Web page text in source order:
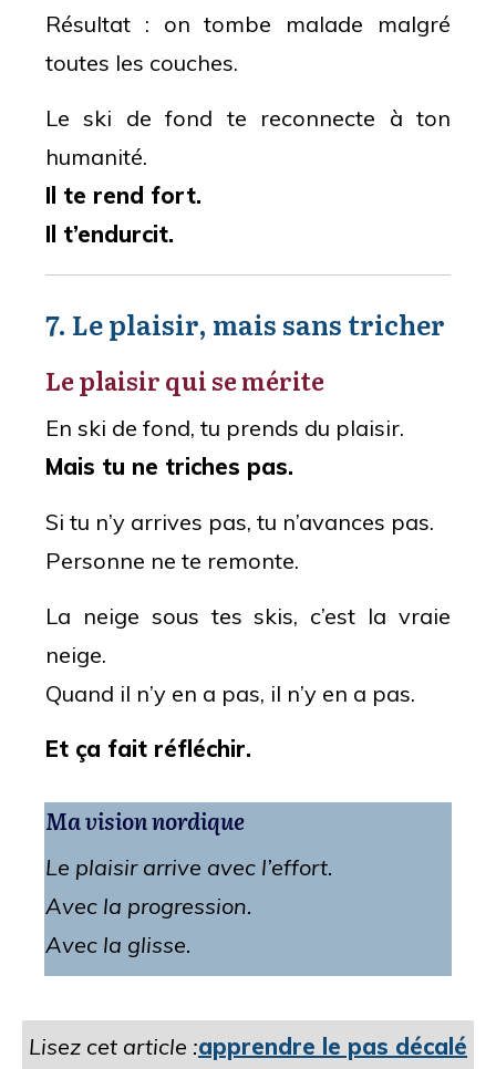
Résultat : on tombe malade malgré
toutes les couches.
Le ski de fond te reconnecte à ton
humanité.
Il te rend fort.
Il t’endurcit.
7. Le plaisir, mais sans tricher
Le plaisir qui se mérite
En ski de fond, tu prends du plaisir.
Mais tu ne triches pas.
Si tu n’y arrives pas, tu n’avances pas.
Personne ne te remonte.
La neige sous tes skis, c’est la vraie
neige.
Quand il n’y en a pas, il n’y en a pas.
Et ça fait réfléchir.
Ma vision nordique
Le plaisir arrive avec l’effort.
Avec la progression.
Avec la glisse.
Lisez cet article :apprendre le pas décalé